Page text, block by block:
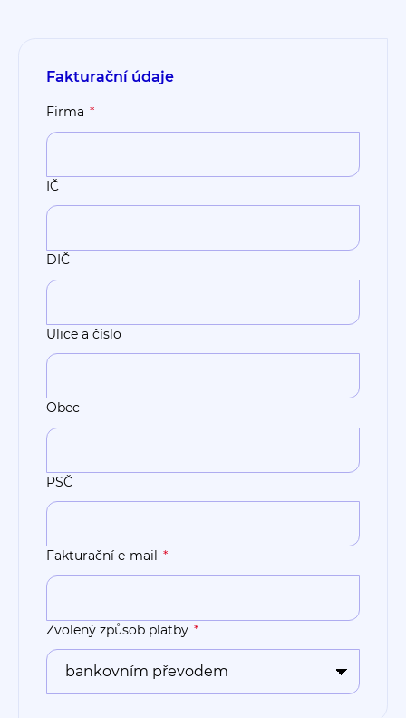
Fakturační údaje
Firma
IČ
DIČ
Ulice a číslo
Obec
PSČ
Fakturační e-mail
Zvolený způsob platby